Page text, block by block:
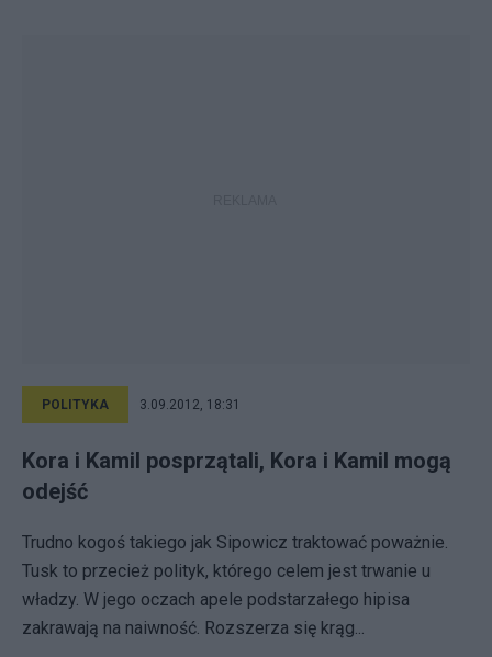
POLITYKA 3.09.2012, 18:31
Kora i Kamil posprzątali, Kora i Kamil mogą
odejść
Trudno kogoś takiego jak Sipowicz traktować poważnie.
Tusk to przecież polityk, którego celem jest trwanie u
władzy. W jego oczach apele podstarzałego hipisa
zakrawają na naiwność. Rozszerza się krąg...